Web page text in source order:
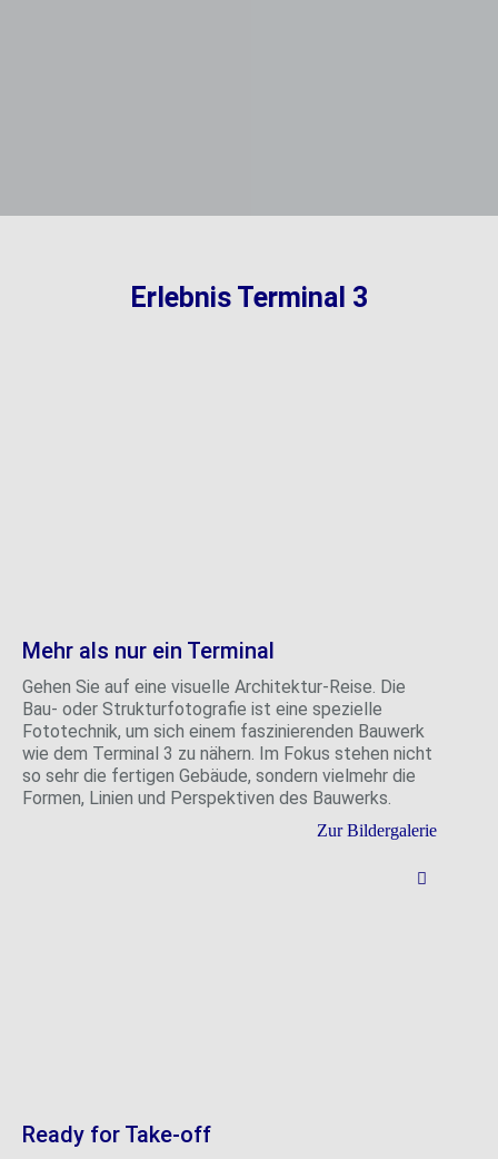
Erlebnis Terminal 3
Mehr als nur ein Terminal
Gehen Sie auf eine visuelle Architektur-Reise. Die
Bau- oder Strukturfotografie ist eine spezielle
Fototechnik, um sich einem faszinierenden Bauwerk
wie dem Terminal 3 zu nähern. Im Fokus stehen nicht
so sehr die fertigen Gebäude, sondern vielmehr die
Formen, Linien und Perspektiven des Bauwerks.
Zur Bildergalerie
Ready for Take-off